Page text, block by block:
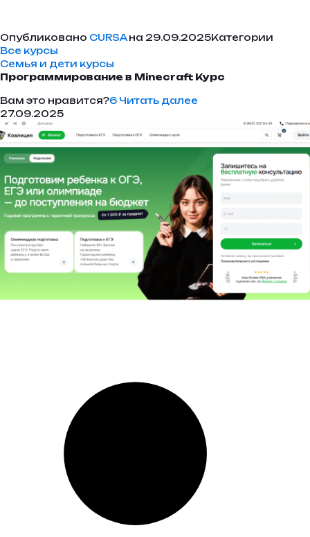
Опубликовано CURSAна 29.09.2025Категории
Все курсы
Семья и дети курсы
Программирование в Minecraft Курс
Вам это нравится?6 Читать далее
27.09.2025